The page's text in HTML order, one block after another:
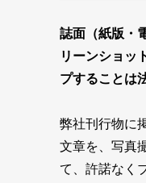
誌面（紙版・
リーンショッ
プすることは
弊社刊行物に
文章を、写真
て、許諾なく